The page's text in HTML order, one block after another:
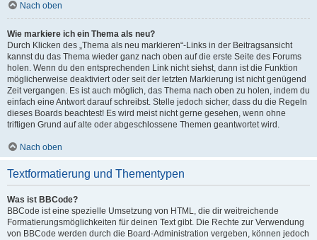
Nach oben
Wie markiere ich ein Thema als neu?
Durch Klicken des „Thema als neu markieren“-Links in der Beitragsansicht
kannst du das Thema wieder ganz nach oben auf die erste Seite des Forums
holen. Wenn du den entsprechenden Link nicht siehst, dann ist die Funktion
möglicherweise deaktiviert oder seit der letzten Markierung ist nicht genügend
Zeit vergangen. Es ist auch möglich, das Thema nach oben zu holen, indem du
einfach eine Antwort darauf schreibst. Stelle jedoch sicher, dass du die Regeln
dieses Boards beachtest! Es wird meist nicht gerne gesehen, wenn ohne
triftigen Grund auf alte oder abgeschlossene Themen geantwortet wird.
Nach oben
Textformatierung und Thementypen
Was ist BBCode?
BBCode ist eine spezielle Umsetzung von HTML, die dir weitreichende
Formatierungsmöglichkeiten für deinen Text gibt. Die Rechte zur Verwendung
von BBCode werden durch die Board-Administration vergeben, können jedoch